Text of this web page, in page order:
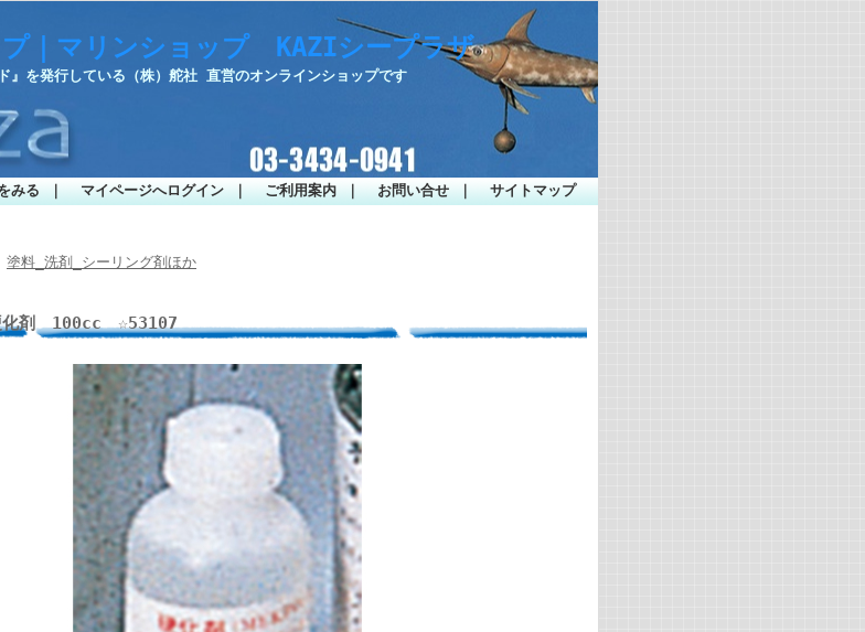
｜マリンショップ KAZIシープラザ
を発行している（株）舵社 直営のオンラインショップです
みる マイページへログイン ご利用案内 お問い合せ サイトマップ
塗料_洗剤_シーリング剤ほか
化剤 100cc ☆53107